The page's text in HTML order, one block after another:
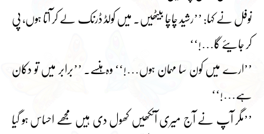
نوفل نے کہا: ’’رشید چاچا بیٹھیں۔ میں کولڈ ڈرنک لے کر آتا ہوں، پی
کر جایئے گا…!‘‘
’’ارے میں کون سا مہمان ہوں…!‘‘ وہ ہنسے۔ ’’برابر میں تو دکان
ہے…!‘‘
’’مگر آپ نے آج میری آنکھیں کھول دی ہیں مجھے احساس ہو گیا